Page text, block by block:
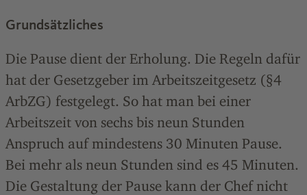
Grundsätzliches
Die Pause dient der Erholung. Die Regeln dafür
hat der Gesetzgeber im Arbeitszeitgesetz (§4
ArbZG) festgelegt. So hat man bei einer
Arbeitszeit von sechs bis neun Stunden
Anspruch auf mindestens 30 Minuten Pause.
Bei mehr als neun Stunden sind es 45 Minuten.
Die Gestaltung der Pause kann der Chef nicht